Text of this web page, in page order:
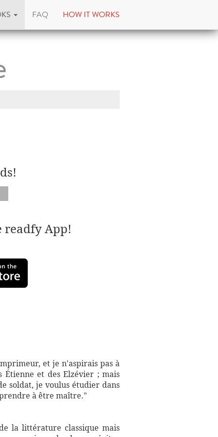
FAQ HOW IT WORKS
readfy App!
et je n'aspirais pas à
et des Elzévier ; mais
soldat, je voulus étudier dans
à être maître."
la littérature classique mais